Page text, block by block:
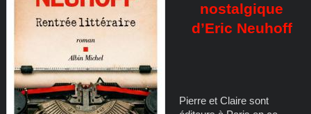
nostalgique
d’Eric Neuhoff
Pierre et Claire sont